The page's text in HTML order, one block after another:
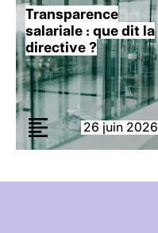
Transparence
salariale : que dit la
directive ?
26 juin 2026